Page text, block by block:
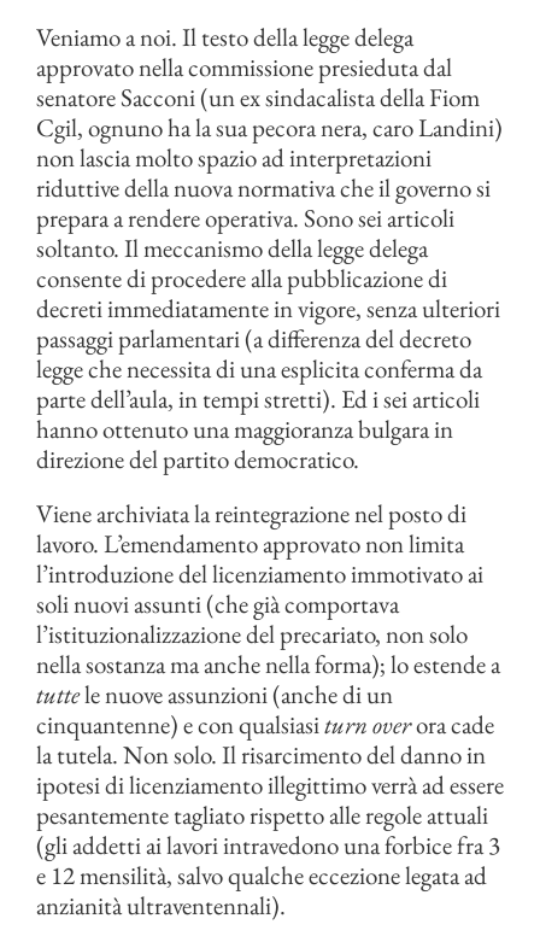
Veniamo a noi. Il testo della legge delega
approvato nella commissione presieduta dal
senatore Sacconi (un ex sindacalista della Fiom
Cgil, ognuno ha la sua pecora nera, caro Landini)
non lascia molto spazio ad interpretazioni
riduttive della nuova normativa che il governo si
prepara a rendere operativa. Sono sei articoli
soltanto. Il meccanismo della legge delega
consente di procedere alla pubblicazione di
decreti immediatamente in vigore, senza ulteriori
passaggi parlamentari (a differenza del decreto
legge che necessita di una esplicita conferma da
parte dell’aula, in tempi stretti). Ed i sei articoli
hanno ottenuto una maggioranza bulgara in
direzione del partito democratico.
Viene archiviata la reintegrazione nel posto di
lavoro. L’emendamento approvato non limita
l’introduzione del licenziamento immotivato ai
soli nuovi assunti (che già comportava
l’istituzionalizzazione del precariato, non solo
nella sostanza ma anche nella forma); lo estende a
tuttele nuove assunzioni (anche di un
cinquantenne) e con qualsiasiturn overora cade
la tutela. Non solo. Il risarcimento del danno in
ipotesi di licenziamento illegittimo verrà ad essere
pesantemente tagliato rispetto alle regole attuali
(gli addetti ai lavori intravedono una forbice fra 3
e 12 mensilità, salvo qualche eccezione legata ad
anzianità ultraventennali).